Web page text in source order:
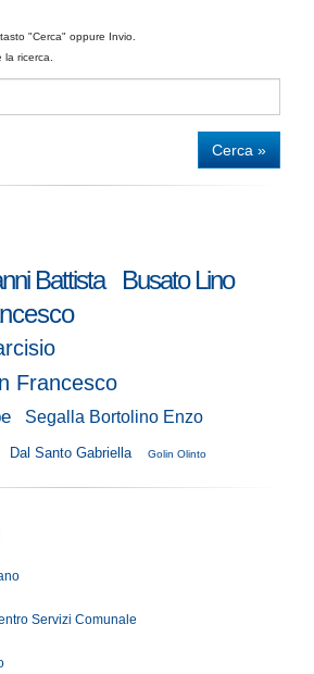
"Cerca" oppure Invio.
ricerca.
Cerca »
Battista
Busato Lino
Francesco
Segalla Bortolino Enzo
Dal Santo Gabriella Golin Olinto
Servizi Comunale